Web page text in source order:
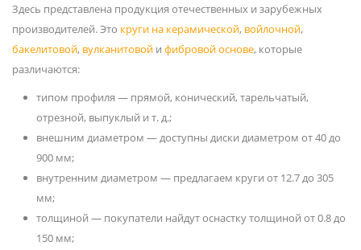
Здесь представлена продукция отечественных и зарубежных
производителей. Это круги на керамической, войлочной,
бакелитовой, вулканитовой и фибровой основе, которые
различаются:
типом профиля — прямой, конический, тарельчатый,
отрезной, выпуклый и т. д.;
внешним диаметром — доступны диски диаметром от 40 до
900 мм;
внутренним диаметром — предлагаем круги от 12.7 до 305
мм;
толщиной — покупатели найдут оснастку толщиной от 0.8 до
150 мм;